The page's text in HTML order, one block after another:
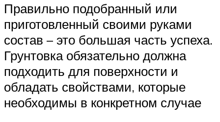
Правильно подобранный или
приготовленный своими руками
состав – это большая часть успеха.
Грунтовка обязательно должна
подходить для поверхности и
обладать свойствами, которые
необходимы в конкретном случае